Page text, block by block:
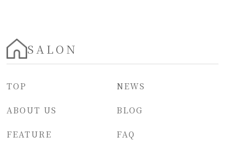
SALON
TOP
ABOUT US
FEATURE
NEWS
BLOG
FAQ